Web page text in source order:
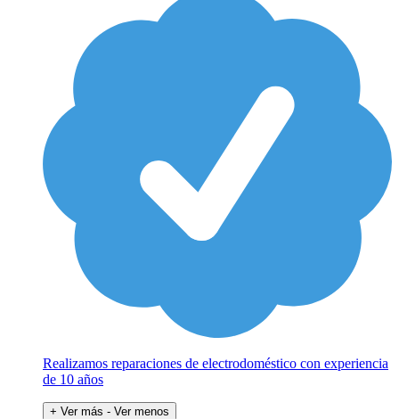
Realizamos reparaciones de electrodoméstico con experiencia
de 10 años
+ Ver más - Ver menos